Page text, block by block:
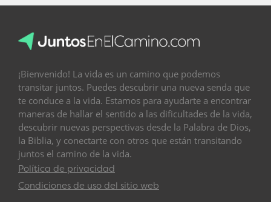
¡Bienvenido! La vida es un camino que podemos
transitar juntos. Puedes descubrir una nueva senda que
te conduce a la vida. Estamos para ayudarte a encontrar
maneras de hallar el sentido a las dificultades de la vida,
descubrir nuevas perspectivas desde la Palabra de Dios,
la Biblia, y conectarte con otros que están transitando
juntos el camino de la vida.
Política de privacidad
Condiciones de uso del sitio web